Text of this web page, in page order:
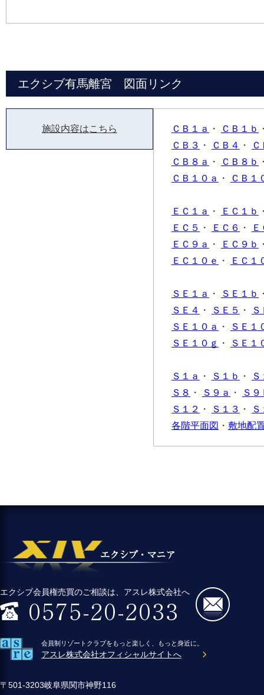
エクシブ有馬離宮 図面リンク
施設内容はこちら ＣＢ１ａ ・ ＣＢ１ｂ
ＣＢ３ ・ ＣＢ４ ・
ＣＢ８ａ
・ ＣＢ８ｂ
ＣＢ１０ａ
・ ＣＢ１
ＥＣ１ａ ・ ＥＣ１ｂ
ＥＣ５
・ ＥＣ６ ・
ＥＣ９ａ
・ ＥＣ９ｂ
ＥＣ１０ｅ
・ ＥＣ１
ＳＥ１ａ ・ ＳＥ１ｂ
ＳＥ４ ・ ＳＥ５ ・
ＳＥ１０ａ
・
ＳＥ１
ＳＥ１０ｇ
・ ＳＥ１
Ｓ１ａ ・ Ｓ１ｂ ・
Ｓ８ ・ Ｓ９ａ ・
Ｓ９
Ｓ１２
・ Ｓ１３ ・
各階平面図 ・ 敷地配
エクシブ会員権売買のご相談は、アスレ株式会社へ
会員制リゾートクラブをもっと楽しく、もっと身近に。
アスレ株式会社オフィシャルサイトへ
〒501-3203岐阜県関市神野116